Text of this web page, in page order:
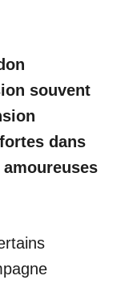
souvent
dans